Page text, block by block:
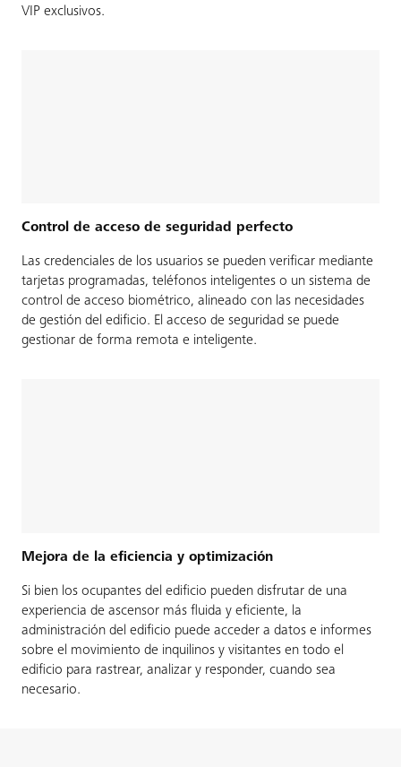
VIP exclusivos.
Control de acceso de seguridad perfecto
Las credenciales de los usuarios se pueden verificar mediante
tarjetas programadas, teléfonos inteligentes o un sistema de
control de acceso biométrico, alineado con las necesidades
de gestión del edificio. El acceso de seguridad se puede
gestionar de forma remota e inteligente.
Mejora de la eficiencia y optimización
Si bien los ocupantes del edificio pueden disfrutar de una
experiencia de ascensor más fluida y eficiente, la
administración del edificio puede acceder a datos e informes
sobre el movimiento de inquilinos y visitantes en todo el
edificio para rastrear, analizar y responder, cuando sea
necesario.